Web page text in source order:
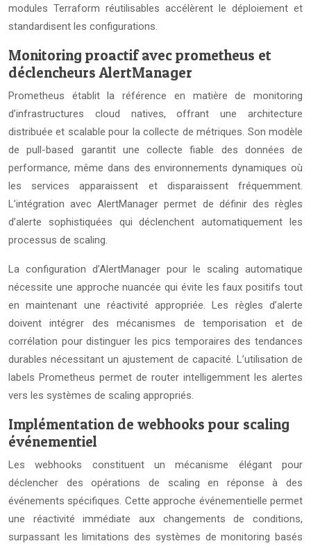
modules Terraform réutilisables accélèrent le déploiement et
standardisent les configurations.
Monitoring proactif avec prometheus et
déclencheurs AlertManager
Prometheus établit la référence en matière de monitoring
d’infrastructures cloud natives, offrant une architecture
distribuée et scalable pour la collecte de métriques. Son modèle
de pull-based garantit une collecte fiable des données de
performance, même dans des environnements dynamiques où
les services apparaissent et disparaissent fréquemment.
L’intégration avec AlertManager permet de définir des règles
d’alerte sophistiquées qui déclenchent automatiquement les
processus de scaling.
La configuration d’AlertManager pour le scaling automatique
nécessite une approche nuancée qui évite les faux positifs tout
en maintenant une réactivité appropriée. Les règles d’alerte
doivent intégrer des mécanismes de temporisation et de
corrélation pour distinguer les pics temporaires des tendances
durables nécessitant un ajustement de capacité. L’utilisation de
labels Prometheus permet de router intelligemment les alertes
vers les systèmes de scaling appropriés.
Implémentation de webhooks pour scaling
événementiel
Les webhooks constituent un mécanisme élégant pour
déclencher des opérations de scaling en réponse à des
événements spécifiques. Cette approche événementielle permet
une réactivité immédiate aux changements de conditions,
surpassant les limitations des systèmes de monitoring basés